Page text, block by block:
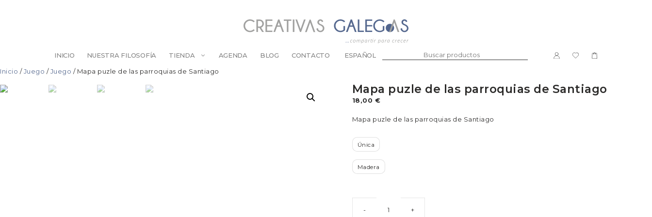
INICIO NUESTRA FILOSOFÍA TIENDA
ABANICOS
BOLSAS Y BOLSOS
LLAVEROS
ESTUCHES Y FUNDAS
CORBATAS Y LAZOS
MANDILES
PARA LA CABEZA
DULCE
AGENDA BLOG CONTACTO ESPAÑOL
Inicio /Juego /Juego / Mapa puzle de las parroquias de Santiago
Mapa puzle de las parroquias de Santiago
18,00 €
Mapa puzle de las parroquias de Santiago
Única
Madera